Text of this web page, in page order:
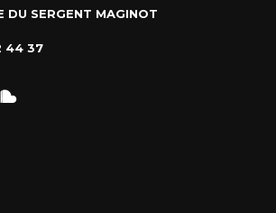
DU SERGENT MAGINOT
44 37